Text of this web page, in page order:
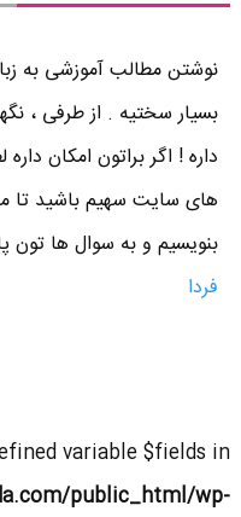
نوشتن مطالب آموزشی به
بسیار سختیه . از طرفی ،
داره ! اگر براتون امکان
های سایت سهیم باشید تا
بنویسیم و به سوال ها تون
فردا
variable $fields in
public_html/wp-